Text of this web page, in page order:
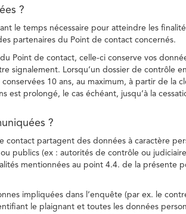
?
le temps nécessaire pour atteindre les
partenaires du Point de contact concernés.
Point de contact, celle-ci conserve vos
signalement. Lorsqu’un dossier de contrôle
10 ans, au maximum, à partir de la
est prolongé, le cas échéant, jusqu’à la
?
contact partagent des données à caractère
publics (ex : autorités de contrôle ou
mentionnées au point 4.4. de la présente
impliquées dans l’enquête (par ex. le
le plaignant et toutes les données